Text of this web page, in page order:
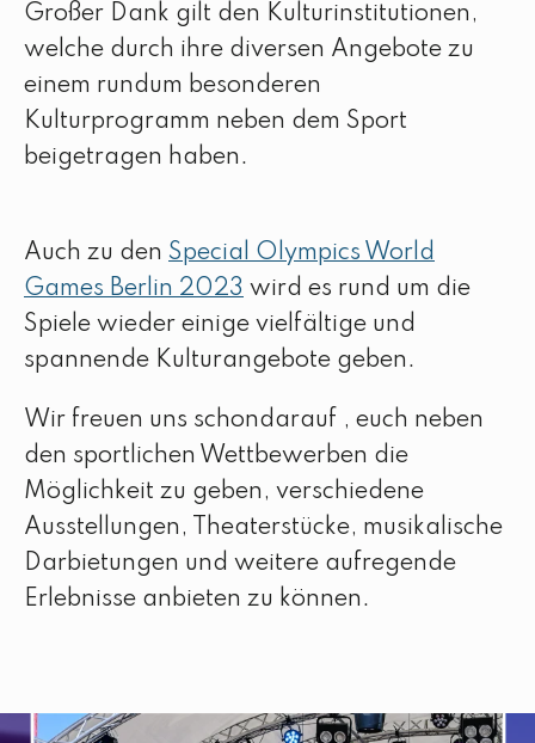
Großer Dank gilt den Kulturinstitutionen,
welche durch ihre diversen Angebote zu
einem rundum besonderen
Kulturprogramm neben dem Sport
beigetragen haben.
Auch zu den Special Olympics World
Games Berlin 2023 wird es rund um die
Spiele wieder einige vielfältige und
spannende Kulturangebote geben.
Wir freuen uns schondarauf , euch neben
den sportlichen Wettbewerben die
Möglichkeit zu geben, verschiedene
Ausstellungen, Theaterstücke, musikalische
Darbietungen und weitere aufregende
Erlebnisse anbieten zu können.